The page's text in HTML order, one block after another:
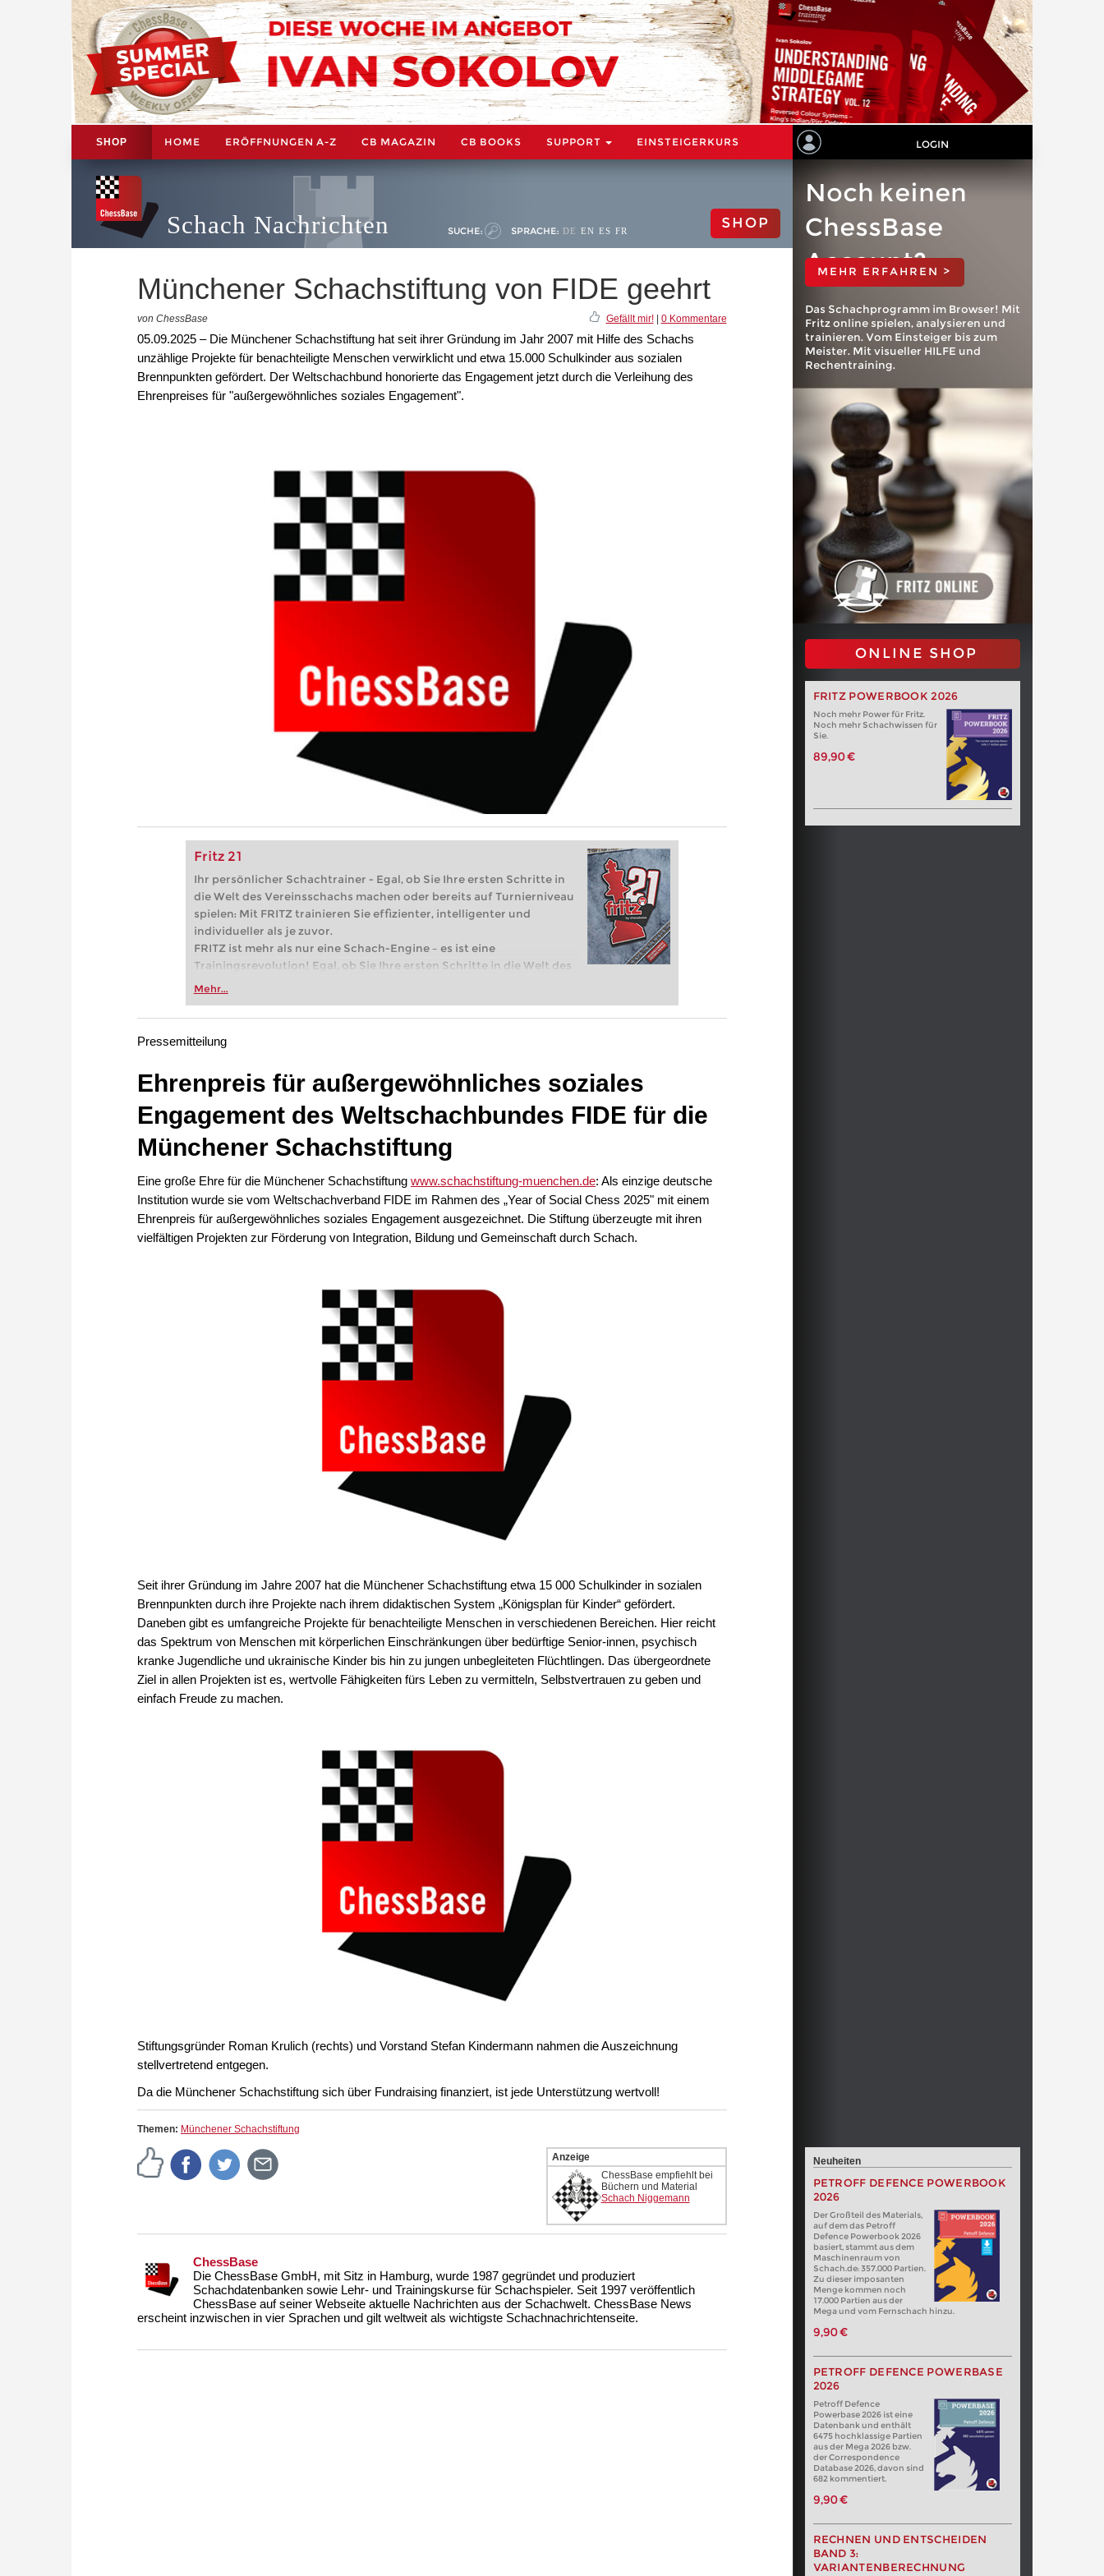
SHOP HOME ERÖFFNUNGEN A-Z CB MAGAZIN CB BOOKS SUPPORT EINSTEIGERKURS LOGIN
Schach Nachrichten SUCHE: SPRACHE: DE EN ES FR SHOP
Münchener Schachstiftung von FIDE geehrt
von ChessBase Gefällt mir!| 0 Kommentare
05.09.2025 – Die Münchener Schachstiftung hat seit ihrer Gründung im Jahr 2007 mit Hilfe des Schachs
unzählige Projekte für benachteiligte Menschen verwirklicht und etwa 15.000 Schulkinder aus sozialen
Brennpunkten gefördert. Der Weltschachbund honorierte das Engagement jetzt durch die Verleihung des
Ehrenpreises für "außergewöhnliches soziales Engagement".
Fritz 21
Ihr persönlicher Schachtrainer - Egal, ob Sie Ihre ersten Schritte in
die Welt des Vereinsschachs machen oder bereits auf Turnierniveau
spielen: Mit FRITZ trainieren Sie effizienter, intelligenter und
individueller als je zuvor.
FRITZ ist mehr als nur eine Schach-Engine – es ist eine
Trainingsrevolution! Egal, ob Sie Ihre ersten Schritte in die Welt des
Vereinsschachs machen oder bereits auf Turnierniveau spielen: Mit
zuvor.
Mehr...
Noch keinen
ChessBase
Account?
MEHR ERFAHREN >
Das Schachprogramm im Browser! Mit
Fritz online spielen, analysieren und
trainieren. Vom Einsteiger bis zum
Meister. Mit visueller HILFE und
Rechentraining.
ONLINE SHOP
FRITZ POWERBOOK 2026
Noch mehr Power für Fritz.
Noch mehr Schachwissen für
Sie.
89,90 €
Pressemitteilung
Ehrenpreis für außergewöhnliches soziales
Engagement des Weltschachbundes FIDE für die
Münchener Schachstiftung
Eine große Ehre für die Münchener Schachstiftung www.schachstiftung-muenchen.de: Als einzige deutsche
Institution wurde sie vom Weltschachverband FIDE im Rahmen des „Year of Social Chess 2025" mit einem
Ehrenpreis für außergewöhnliches soziales Engagement ausgezeichnet. Die Stiftung überzeugte mit ihren
vielfältigen Projekten zur Förderung von Integration, Bildung und Gemeinschaft durch Schach.
Seit ihrer Gründung im Jahre 2007 hat die Münchener Schachstiftung etwa 15 000 Schulkinder in sozialen
Brennpunkten durch ihre Projekte nach ihrem didaktischen System „Königsplan für Kinder“ gefördert.
Daneben gibt es umfangreiche Projekte für benachteiligte Menschen in verschiedenen Bereichen. Hier reicht
das Spektrum von Menschen mit körperlichen Einschränkungen über bedürftige Senior-innen, psychisch
kranke Jugendliche und ukrainische Kinder bis hin zu jungen unbegleiteten Flüchtlingen. Das übergeordnete
Ziel in allen Projekten ist es, wertvolle Fähigkeiten fürs Leben zu vermitteln, Selbstvertrauen zu geben und
einfach Freude zu machen.
Stiftungsgründer Roman Krulich (rechts) und Vorstand Stefan Kindermann nahmen die Auszeichnung
stellvertretend entgegen.
Da die Münchener Schachstiftung sich über Fundraising finanziert, ist jede Unterstützung wertvoll!
Themen: Münchener Schachstiftung
Anzeige
ChessBase empfiehlt bei
Büchern und Material
Schach Niggemann
ChessBase
Die ChessBase GmbH, mit Sitz in Hamburg, wurde 1987 gegründet und produziert
Schachdatenbanken sowie Lehr- und Trainingskurse für Schachspieler. Seit 1997 veröffentlich
ChessBase auf seiner Webseite aktuelle Nachrichten aus der Schachwelt. ChessBase News
erscheint inzwischen in vier Sprachen und gilt weltweit als wichtigste Schachnachrichtenseite.
Neuheiten
PETROFF DEFENCE POWERBOOK
2026
Der Großteil des Materials,
auf dem das Petroff
Defence Powerbook 2026
basiert, stammt aus dem
Maschinenraum von
Schach.de: 357.000 Partien.
Zu dieser imposanten
Menge kommen noch
17.000 Partien aus der
Mega und vom Fernschach hinzu.
9,90 €
PETROFF DEFENCE POWERBASE
2026
Petroff Defence
Powerbase 2026 ist eine
Datenbank und enthält
6475 hochklassige Partien
aus der Mega 2026 bzw.
der Correspondence
Database 2026, davon sind
682 kommentiert.
9,90 €
RECHNEN UND ENTSCHEIDEN
BAND 3:
VARIANTENBERECHNUNG